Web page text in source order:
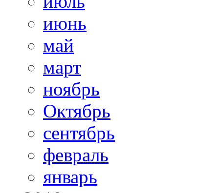
июнь
май
март
ноябрь
Октябрь
сентябрь
февраль
январь